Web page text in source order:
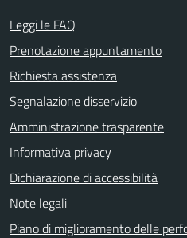
Leggi le FAQ
Prenotazione appuntamento
Richiesta assistenza
Segnalazione disservizio
Amministrazione trasparente
Informativa privacy
Dichiarazione di accessibilità
Note legali
Piano di miglioramento delle